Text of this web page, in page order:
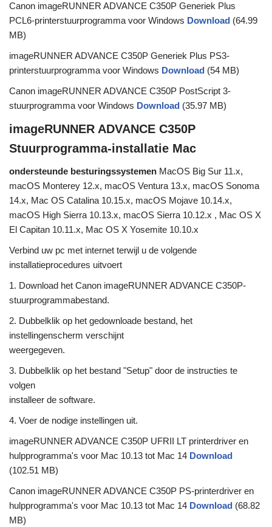
Canon imageRUNNER ADVANCE C350P Generiek Plus
PCL6-printerstuurprogramma voor Windows Download (64.99
MB)
imageRUNNER ADVANCE C350P Generiek Plus PS3-
printerstuurprogramma voor Windows Download (54 MB)
Canon imageRUNNER ADVANCE C350P PostScript 3-
stuurprogramma voor Windows Download (35.97 MB)
imageRUNNER ADVANCE C350P
Stuurprogramma-installatie Mac
ondersteunde besturingssystemen MacOS Big Sur 11.x,
macOS Monterey 12.x, macOS Ventura 13.x, macOS Sonoma
14.x, Mac OS Catalina 10.15.x, macOS Mojave 10.14.x,
macOS High Sierra 10.13.x, macOS Sierra 10.12.x , Mac OS X
El Capitan 10.11.x, Mac OS X Yosemite 10.10.x
Verbind uw pc met internet terwijl u de volgende
installatieprocedures uitvoert
1. Download het Canon imageRUNNER ADVANCE C350P-
stuurprogrammabestand.
2. Dubbelklik op het gedownloade bestand, het
instellingenscherm verschijnt
weergegeven.
3. Dubbelklik op het bestand "Setup" door de instructies te
volgen
installeer de software.
4. Voer de nodige instellingen uit.
imageRUNNER ADVANCE C350P UFRII LT printerdriver en
hulpprogramma's voor Mac 10.13 tot Mac 14 Download
(102.51 MB)
Canon imageRUNNER ADVANCE C350P PS-printerdriver en
hulpprogramma's voor Mac 10.13 tot Mac 14 Download (68.82
MB)